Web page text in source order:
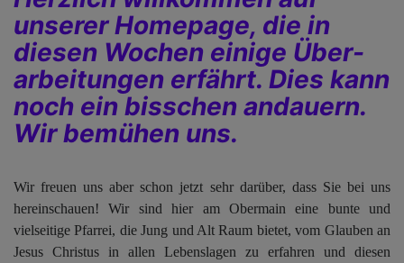
unserer Homepage, die in
diesen Wochen einige Über-
arbeitungen erfährt. Dies kann
noch ein bisschen andauern.
Wir bemühen uns.
Wir freuen uns aber schon jetzt sehr darüber, dass Sie bei uns
hereinschauen! Wir sind hier am Obermain eine bunte und
vielseitige Pfarrei, die Jung und Alt Raum bietet, vom Glauben an
Jesus Christus in allen Lebenslagen zu erfahren und diesen